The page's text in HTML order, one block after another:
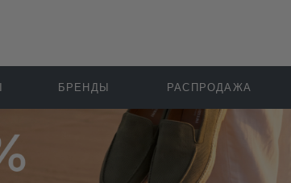
БРЕНДЫ РАСПРОДАЖА